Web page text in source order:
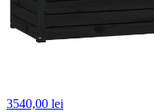
3540,00 lei